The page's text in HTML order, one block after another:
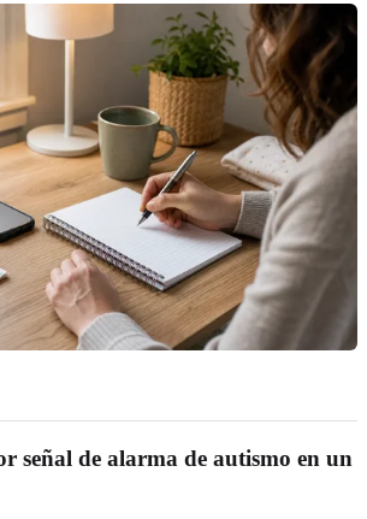
señal de alarma de autismo en un